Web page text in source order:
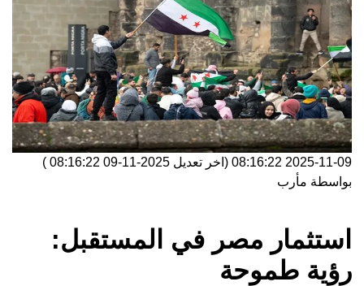
2025-11-09 08:16:22 (اخر تعديل 2025-11-09 08:16:22
)
بواسطة مأرب
استثمار مصر في المستقبل:
رؤية طموحة